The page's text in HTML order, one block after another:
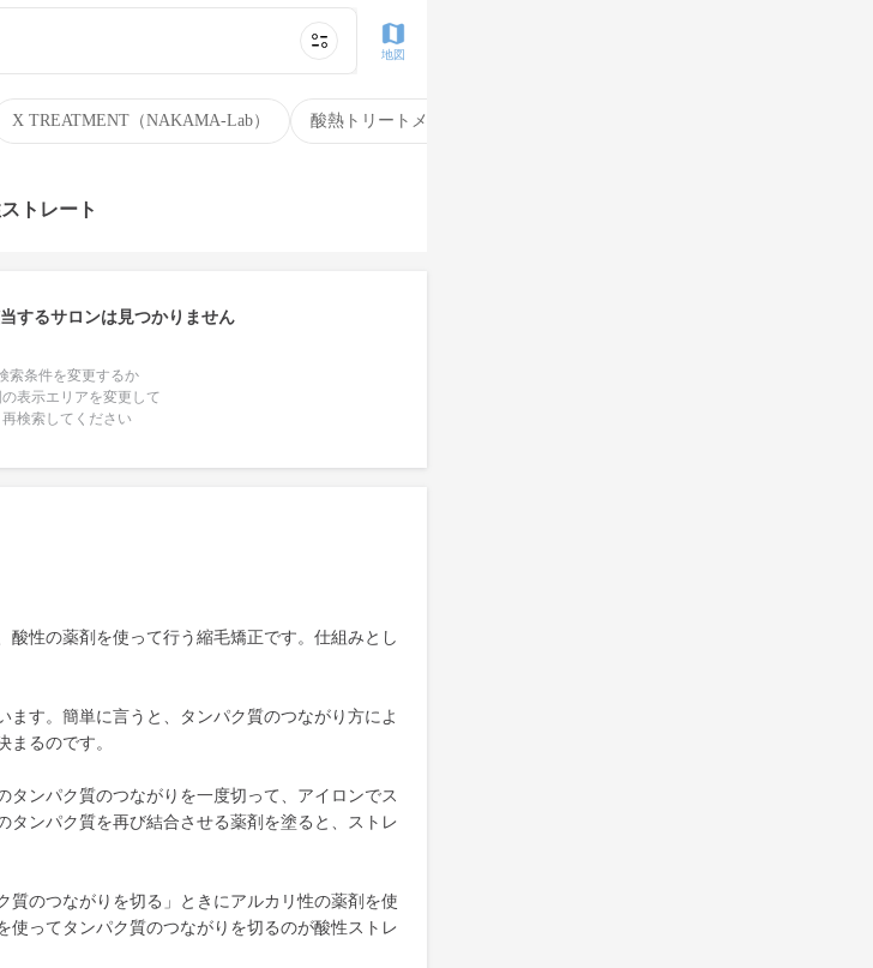
X TREATMENT（NAKAMA-Lab） 酸熱トリートメント
地図
トレート
するサロンは見つかりません
索条件を変更するか
表示エリアを変更して
再検索してください
酸性の薬剤を使って行う縮毛矯正です。仕組みとし
ます。簡単に言うと、タンパク質のつながり方によ
まるのです。
タンパク質のつながりを一度切って、アイロンでス
タンパク質を再び結合させる薬剤を塗ると、ストレ
質のつながりを切る」ときにアルカリ性の薬剤を使
使ってタンパク質のつながりを切るのが酸性ストレ